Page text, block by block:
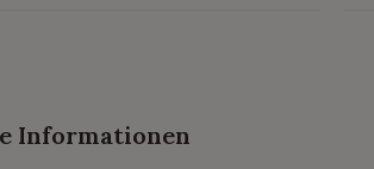
Informationen